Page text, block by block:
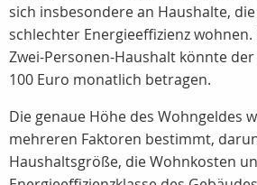
sich insbesondere an Haushalte,
schlechter Energieeffizienz
Zwei-Personen-Haushalt könnte
100 Euro monatlich betragen.
Die genaue Höhe des Wohngeldes
mehreren Faktoren bestimmt,
Haushaltsgröße, die Wohnkosten